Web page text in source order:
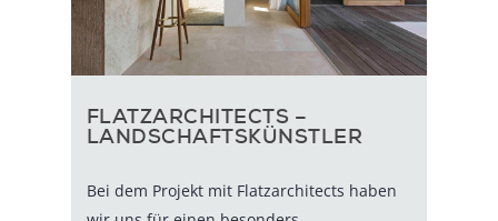
FLATZARCHITECTS –
LANDSCHAFTSKÜNSTLER
Bei dem Projekt mit Flatzarchitects haben